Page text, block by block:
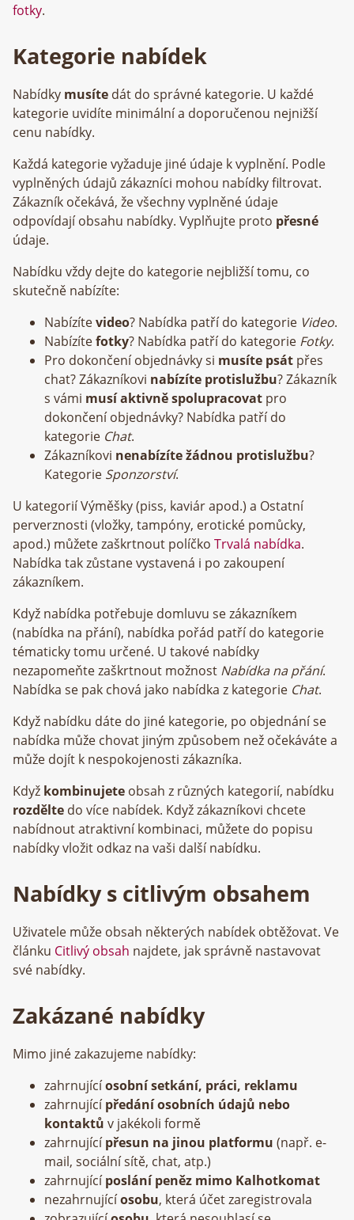
fotky.
Kategorie nabídek
Nabídky musíte dát do správné kategorie. U každé
kategorie uvidíte minimální a doporučenou nejnižší
cenu nabídky.
Každá kategorie vyžaduje jiné údaje k vyplnění. Podle
vyplněných údajů zákazníci mohou nabídky filtrovat.
Zákazník očekává, že všechny vyplněné údaje
odpovídají obsahu nabídky. Vyplňujte proto přesné
údaje.
Nabídku vždy dejte do kategorie nejbližší tomu, co
skutečně nabízíte:
Nabízítevideo? Nabídka patří do kategorie Video.
Nabízítefotky? Nabídka patří do kategorie Fotky.
Pro dokončení objednávky si musíte psát přes
chat? Zákazníkovi nabízíte protislužbu? Zákazník
s vámi musí aktivně spolupracovat pro
dokončení objednávky? Nabídka patří do
kategorie Chat.
Zákazníkovi nenabízíte žádnou protislužbu?
Kategorie Sponzorství.
U kategorií Výměšky (piss, kaviár apod.) a Ostatní
perverznosti (vložky, tampóny, erotické pomůcky,
apod.) můžete zaškrtnout políčko Trvalá nabídka.
Nabídka tak zůstane vystavená i po zakoupení
zákazníkem.
Když nabídka potřebuje domluvu se zákazníkem
(nabídka na přání), nabídka pořád patří do kategorie
tématicky tomu určené. U takové nabídky
nezapomeňte zaškrtnout možnost Nabídka na přání.
Nabídka se pak chová jako nabídka z kategorie Chat.
Když nabídku dáte do jiné kategorie, po objednání se
nabídka může chovat jiným způsobem než očekáváte a
může dojít k nespokojenosti zákazníka.
Když kombinujete obsah z různých kategorií, nabídku
rozdělte do více nabídek. Když zákazníkovi chcete
nabídnout atraktivní kombinaci, můžete do popisu
nabídky vložit odkaz na vaši další nabídku.
Nabídky s citlivým obsahem
Uživatele může obsah některých nabídek obtěžovat. Ve
článku Citlivý obsah najdete, jak správně nastavovat
své nabídky.
Zakázané nabídky
Mimo jiné zakazujeme nabídky:
zahrnujícíosobní setkání, práci, reklamu
zahrnujícípředání osobních údajů nebo
kontaktů v jakékoli formě
zahrnujícípřesun na jinou platformu (např. e-
mail, sociální sítě, chat, atp.)
zahrnujícíposlání peněz mimo Kalhotkomat
nezahrnujícíosobu, která účet zaregistrovala